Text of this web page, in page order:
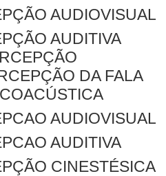
AUDIOVISUAL
AUDITIVA
DA FALA
AUDIOVISUAL
AUDITIVA
CINESTÉSICA